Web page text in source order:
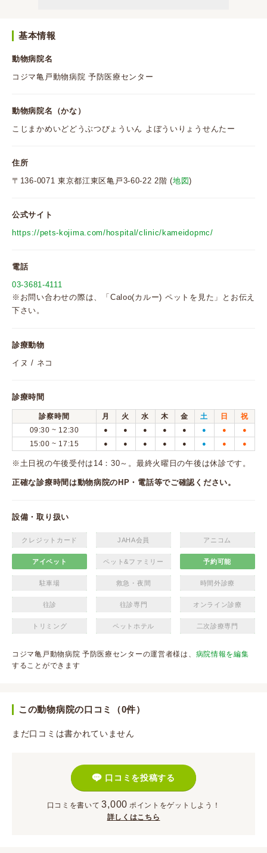
基本情報
動物病院名
コジマ亀戸動物病院 予防医療センター
動物病院名（かな）
こじまかめいどどうぶつびょういん よぼういりょうせんたー
住所
〒136-0071 東京都江東区亀戸3-60-22 2階 (地図)
公式サイト
https://pets-kojima.com/hospital/clinic/kameidopmc/
電話
03-3681-4111
※お問い合わせの際は、「Caloo(カルー) ペットを見た」とお伝え
下さい。
診療動物
イヌ / ネコ
診療時間
診察時間 月 火 水 木 金 土 日
祝
09:30 ~ 12:30
● ● ● ● ● ● ● ●
15:00 ~ 17:15 ● ● ● ● ● ● ● ●
※土日祝の午後受付は14：30～。最終火曜日の午後は休診です。
正確な診療時間は動物病院のHP・電話等でご確認ください。
設備・取り扱い
クレジットカード JAHA会員 アニコム
アイペット ペット&ファミリー 予約可能
駐車場 救急・夜間 時間外診療
往診 往診専門 オンライン診療
トリミング ペットホテル 二次診療専門
コジマ亀戸動物病院 予防医療センターの運営者様は、 病院情報を編集
することができます
この動物病院の口コミ（0件）
まだ口コミは書かれていません
口コミを投稿する
口コミを書いて 3,000 ポイント をゲットしよう！
詳しくはこちら